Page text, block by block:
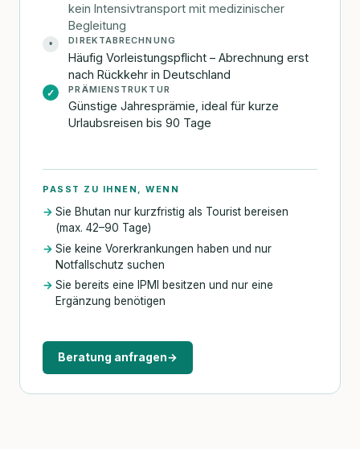
kein Intensivtransport mit medizinischer
Begleitung
• DIREKTABRECHNUNG
Häufig Vorleistungspflicht – Abrechnung erst
nach Rückkehr in Deutschland
✓ PRÄMIENSTRUKTUR
Günstige Jahresprämie, ideal für kurze
Urlaubsreisen bis 90 Tage
PASST ZU IHNEN, WENN
Sie Bhutan nur kurzfristig als Tourist bereisen
(max. 42–90 Tage)
Sie keine Vorerkrankungen haben und nur
Notfallschutz suchen
Sie bereits eine IPMI besitzen und nur eine
Ergänzung benötigen
Beratung anfragen→